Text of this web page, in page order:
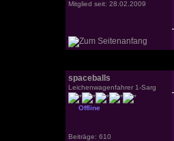
Mitglied seit: 28.02.2009
spaceballs
Leichenwagenfahrer 1-Sarg
Offline
Beiträge: 610